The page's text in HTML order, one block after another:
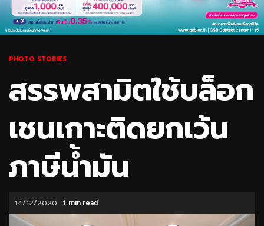
PHOTO STORIES
สรรพสามิตใช้บล็อก
เชนเกาะติดยกเว้น
ภาษีน้ำมัน
14/12/2020 1 min read